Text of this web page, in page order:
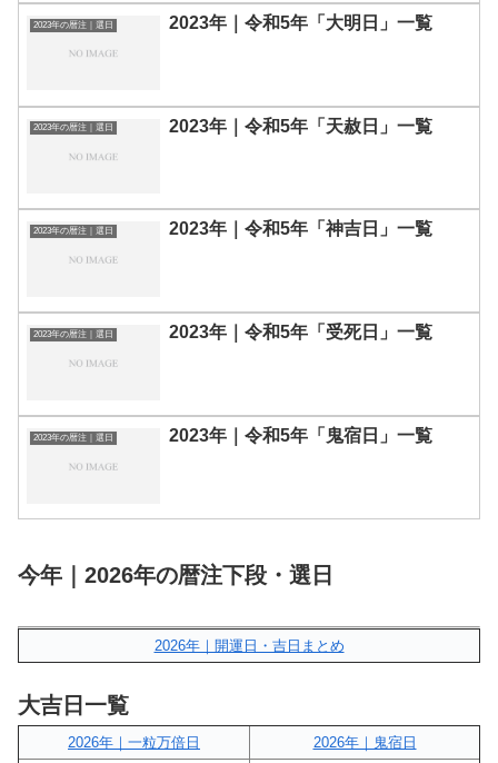
2023年の暦注｜選日 2023年｜令和5年「大明日」一覧
2023年の暦注｜選日 2023年｜令和5年「天赦日」一覧
2023年の暦注｜選日 2023年｜令和5年「神吉日」一覧
2023年の暦注｜選日 2023年｜令和5年「受死日」一覧
2023年の暦注｜選日 2023年｜令和5年「鬼宿日」一覧
今年｜2026年の暦注下段・選日
2026年｜開運日・吉日まとめ
大吉日一覧
2026年｜一粒万倍日
2026年｜鬼宿日